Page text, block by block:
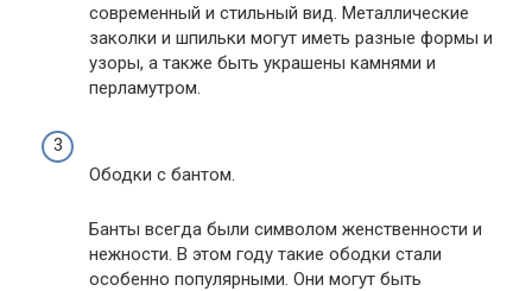
современный и стильный вид. Металлические
заколки и шпильки могут иметь разные формы и
узоры, а также быть украшены камнями и
перламутром.
Ободки с бантом.
Банты всегда были символом женственности и
нежности. В этом году такие ободки стали
особенно популярными. Они могут быть